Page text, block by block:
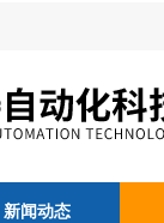
新闻动态